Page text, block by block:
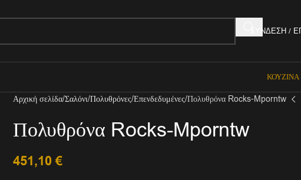
ΣΎΝΔΕΣΗ /
Αρχική σελίδα Σαλόνι Πολυθρόνες Επενδεδυμένες Πολυθρόνα Rocks-Mporntw
Πολυθρόνα Rocks-Mporntw
451,10€